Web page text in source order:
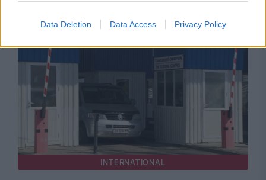
Data Deletion Data Access Privacy Policy
Recomandările noastre
INTERNATIONAL